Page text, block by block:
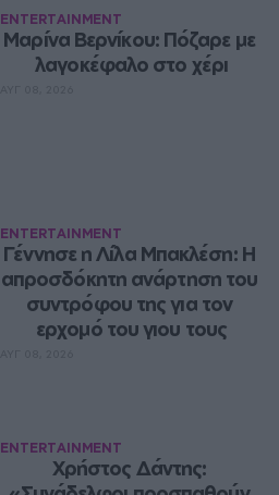
ENTERTAINMENT
Μαρίνα Βερνίκου: Πόζαρε με
λαγοκέφαλο στο χέρι
ENTERTAINMENT
Γέννησε η Λίλα Μπακλέση: Η
απροσδόκητη ανάρτηση του
συντρόφου της για τον
ερχομό του γιου τους
ENTERTAINMENT
Χρήστος Δάντης: